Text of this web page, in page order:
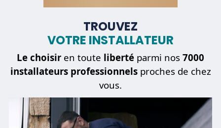
TROUVEZ
VOTRE INSTALLATEUR
Le choisir en toute liberté parmi nos 7000
installateurs professionnelsproches de chez
vous.